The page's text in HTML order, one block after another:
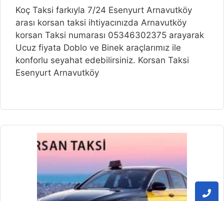
Koç Taksi farkıyla 7/24 Esenyurt Arnavutköy
arası korsan taksi ihtiyacınızda Arnavutköy
korsan Taksi numarası 05346302375 arayarak
Ucuz fiyata Doblo ve Binek araçlarımız ile
konforlu seyahat edebilirsiniz. Korsan Taksi
Esenyurt Arnavutköy